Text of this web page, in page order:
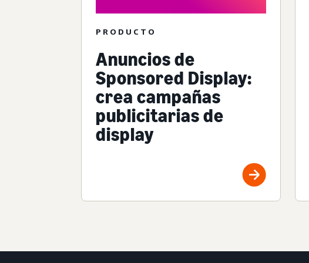
PRODUCTO
Anuncios de
Sponsored Display:
crea campañas
publicitarias de
display